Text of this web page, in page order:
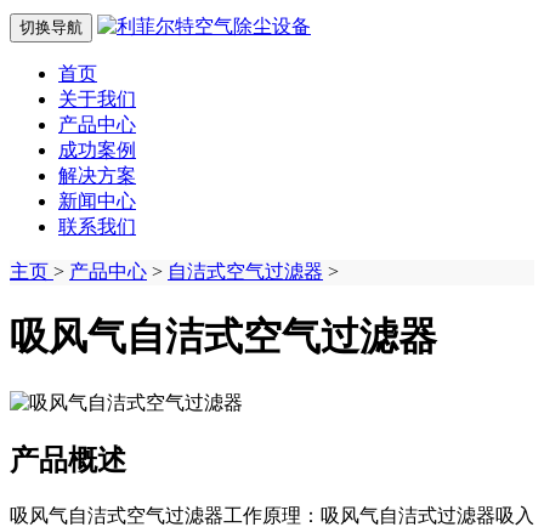
切换导航
首页
关于我们
产品中心
成功案例
解决方案
新闻中心
联系我们
主页 > 产品中心 > 自洁式空气过滤器 >
吸风气自洁式空气过滤器
产品概述
吸风气自洁式空气过滤器工作原理：吸风气自洁式过滤器吸入